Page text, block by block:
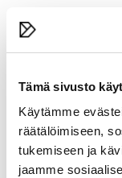
Tämä sivusto
Käytämme
räätälöimiseen,
tukemiseen ja
jaamme